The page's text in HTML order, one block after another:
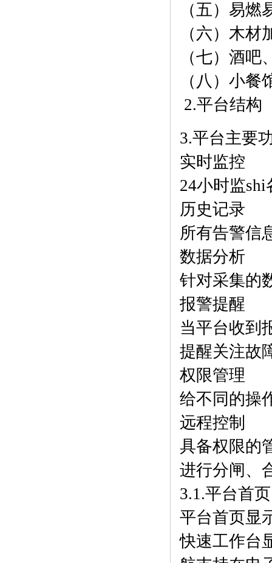
（五）易燃
（六）木
（七）酒
（八）小
2.平台结构
3.平台主要
实时监控
24小时监
历史记录
所有告警信
数据分析
针对采集的
报警提醒
当平台收到
提醒关注故
权限管理
给不同的操
远程控制
具备权限的
进行分闸、
3.1.平台首页
平台首页显
快速工作台